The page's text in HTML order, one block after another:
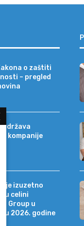
o zaštiti
– pregled
kompanije
izuzetno
u celini
Group u
2026. godine